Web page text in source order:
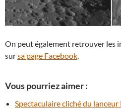
On peut également retrouver les
sursa page Facebook.
Vous pourriez aimer :
Spectaculaire cliché du